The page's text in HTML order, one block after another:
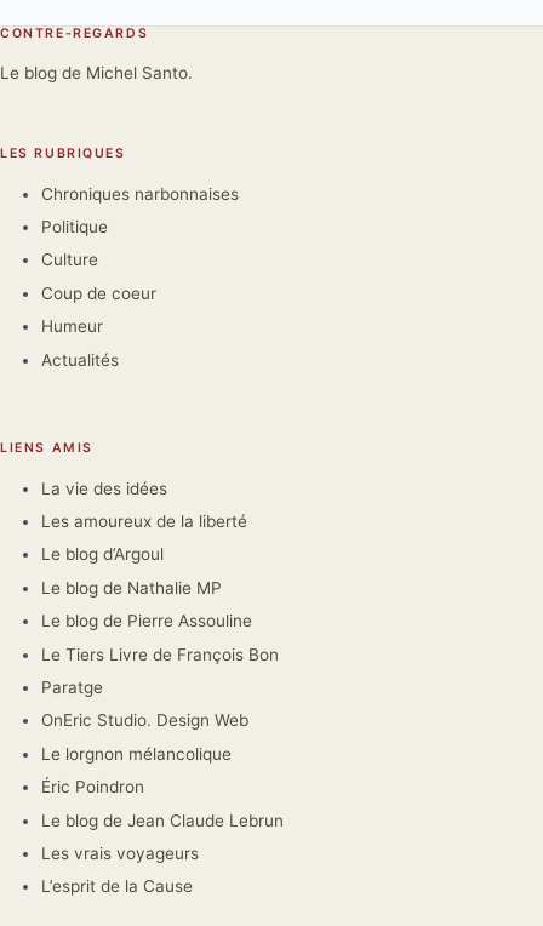
CONTRE-REGARDS
Le blog de Michel Santo.
LES RUBRIQUES
Chroniques narbonnaises
Politique
Culture
Coup de coeur
Humeur
Actualités
LIENS AMIS
La vie des idées
Les amoureux de la liberté
Le blog d’Argoul
Le blog de Nathalie MP
Le blog de Pierre Assouline
Le Tiers Livre de François Bon
Paratge
OnEric Studio. Design Web
Le lorgnon mélancolique
Éric Poindron
Le blog de Jean Claude Lebrun
Les vrais voyageurs
L’esprit de la Cause